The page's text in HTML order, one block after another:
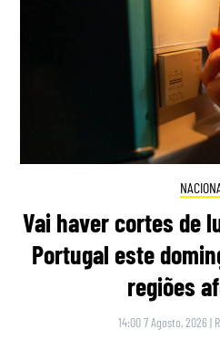
Vai haver cortes de
Portugal este
regiões
14:00 7 Agosto, 2026 |